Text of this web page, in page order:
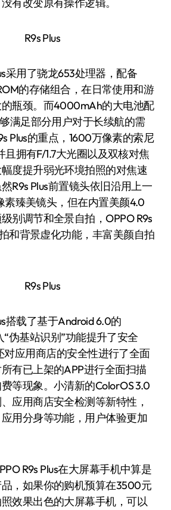
用了骁龙653处理器，配备
的存储组合，在日常使用和游
瓶颈。而4000mAh的大电池配
满足部分用户对于长续航的需
Plus的重点，1600万像素的索尼
且拥有F/1.7大光圈以及双核对焦
度提升弱光环境拍照的对焦速
R9s Plus前置镜头依旧沿用上一
素臻美镜头，但在内置美颜4.0
别调节和全景自拍，OPPO R9s
和背景虚化功能，丰富美颜自拍
载了基于Android 6.0的
“伪基站识别”功能提升了安全
对应用商店的安全性进行了全面
有已上架的APP进行全面扫描
等现象。小清新的ColorOS 3.0
应用商店安全检测等新特性，
用分身等功能，用户体验更加
R9s Plus在大屏幕手机中算是
，如果你的购机预算在3500元
效果出色的大屏幕手机，可以